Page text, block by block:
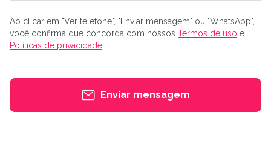
Ao clicar em "Ver telefone", "Enviar mensagem" ou "WhatsApp",
você confirma que concorda com nossos Termos de uso e
Políticas de privacidade
Enviar mensagem